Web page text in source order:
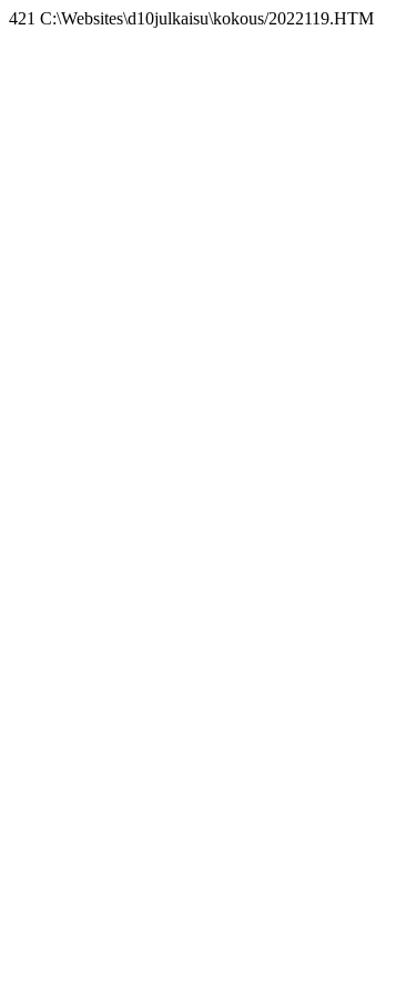
421 C:\Websites\d10julkaisu\kokous/2022119.HTM